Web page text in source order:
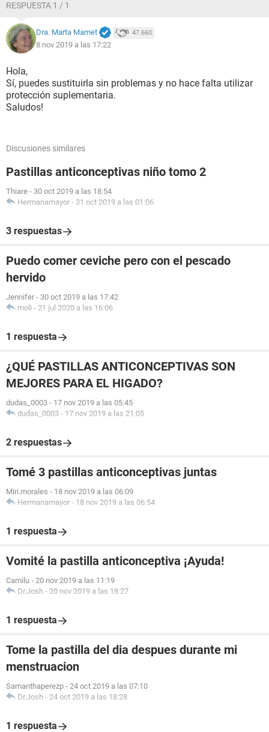
RESPUESTA 1 / 1
Dra. Marta Marnet 47.660
8 nov 2019 a las 17:22
Hola,
Sí, puedes sustituirla sin problemas y no hace falta utilizar
protección suplementaria.
Saludos!
Discusiones similares
Pastillas anticonceptivas niño tomo 2
Thiare - 30 oct 2019 a las 18:54
Hermanamayor - 31 oct 2019 a las 01:06
3 respuestas
Puedo comer ceviche pero con el pescado
hervido
Jennifer - 30 oct 2019 a las 17:42
moli - 21 jul 2020 a las 16:06
1 respuesta
¿QUÉ PASTILLAS ANTICONCEPTIVAS SON
MEJORES PARA EL HIGADO?
dudas_0003 - 17 nov 2019 a las 05:45
dudas_0003 - 17 nov 2019 a las 21:05
2 respuestas
Tomé 3 pastillas anticonceptivas juntas
Miri.morales - 18 nov 2019 a las 06:09
Hermanamayor - 18 nov 2019 a las 06:54
1 respuesta
Vomité la pastilla anticonceptiva ¡Ayuda!
Camilu - 20 nov 2019 a las 11:19
Dr.Josh - 20 nov 2019 a las 18:27
1 respuesta
Tome la pastilla del dia despues durante mi
menstruacion
Samanthaperezp - 24 oct 2019 a las 07:10
Dr.Josh - 24 oct 2019 a las 18:28
1 respuesta